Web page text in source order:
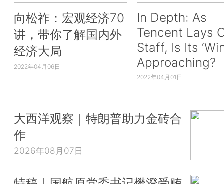
向松祚：宏观经济70
讲，带你了解国内外
经济大局
2022年04月06日
In Depth: As
Tencent Lays
Staff, Is Its
Approaching?
2022年04月01日
大西洋观察｜特朗普助力金砖合
作
2026年08月07日